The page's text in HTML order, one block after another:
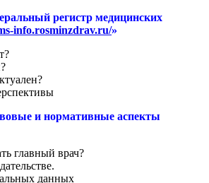
регистр медицинских
info.rosminzdrav.ru/»
и нормативные аспекты
главный врач?
данных